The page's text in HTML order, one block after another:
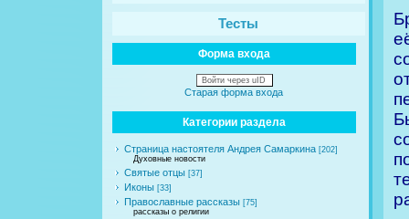
Тесты
Форма входа
Войти через uID
Старая форма входа
Категории раздела
Страница настоятеля Андрея Самаркина [202]
Духовные новости
Святые отцы [37]
Иконы [33]
Православные рассказы [75]
рассказы о религии